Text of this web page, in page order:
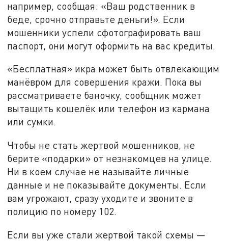
например, сообщая: «Ваш родственник в
беде, срочно отправьте деньги!». Если
мошенники успели сфотографировать ваш
паспорт, они могут оформить на вас кредиты.
«Бесплатная» икра может быть отвлекающим
манёвром для совершения кражи. Пока вы
рассматриваете баночку, сообщник может
вытащить кошелёк или телефон из кармана
или сумки.
Чтобы не стать жертвой мошенников, не
берите «подарки» от незнакомцев на улице.
Ни в коем случае не называйте личные
данные и не показывайте документы. Если
вам угрожают, сразу уходите и звоните в
полицию по номеру 102.
Если вы уже стали жертвой такой схемы —